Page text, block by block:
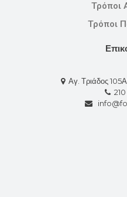
Τρόποι
Τρόποι
Αγ. Τριάδος